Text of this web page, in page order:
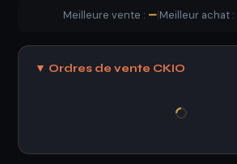
Meilleure vente : —|Meilleur achat :
▼ Ordres de vente CKIO